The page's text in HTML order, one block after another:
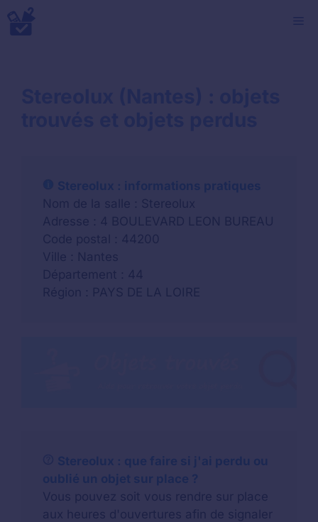
Aller
au
Stereolux : que faire si j'ai perdu ou
oublié un objet sur place ?
Vous pouvez soit vous rendre sur place
aux heures d'ouvertures afin de signaler